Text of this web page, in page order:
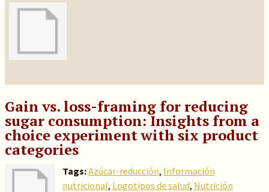
Gain vs. loss-framing for reducing
sugar consumption: Insights from a
choice experiment with six product
categories
Tags:Azúcar-reducción, Información
nutricional, Logotipos de salud, Nutrición